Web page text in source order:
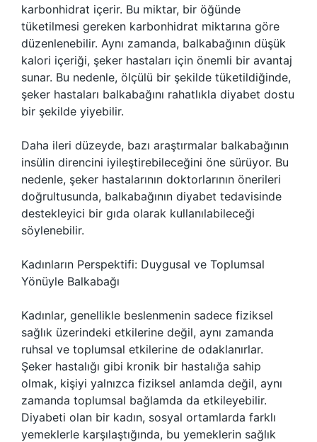
karbonhidrat içerir. Bu miktar, bir öğünde
tüketilmesi gereken karbonhidrat miktarına göre
düzenlenebilir. Aynı zamanda, balkabağının düşük
kalori içeriği, şeker hastaları için önemli bir avantaj
sunar. Bu nedenle, ölçülü bir şekilde tüketildiğinde,
şeker hastaları balkabağını rahatlıkla diyabet dostu
bir şekilde yiyebilir.
Daha ileri düzeyde, bazı araştırmalar balkabağının
insülin direncini iyileştirebileceğini öne sürüyor. Bu
nedenle, şeker hastalarının doktorlarının önerileri
doğrultusunda, balkabağının diyabet tedavisinde
destekleyici bir gıda olarak kullanılabileceği
söylenebilir.
Kadınların Perspektifi: Duygusal ve Toplumsal
Yönüyle Balkabağı
Kadınlar, genellikle beslenmenin sadece fiziksel
sağlık üzerindeki etkilerine değil, aynı zamanda
ruhsal ve toplumsal etkilerine de odaklanırlar.
Şeker hastalığı gibi kronik bir hastalığa sahip
olmak, kişiyi yalnızca fiziksel anlamda değil, aynı
zamanda toplumsal bağlamda da etkileyebilir.
Diyabeti olan bir kadın, sosyal ortamlarda farklı
yemeklerle karşılaştığında, bu yemeklerin sağlık